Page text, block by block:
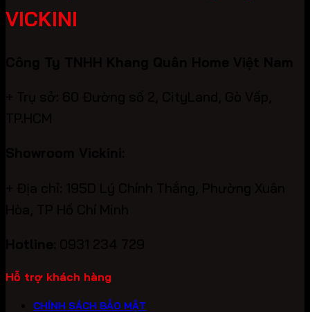
VICKINI
Hỗ trợ khách hàng
CHÍNH SÁCH BẢO MẬT